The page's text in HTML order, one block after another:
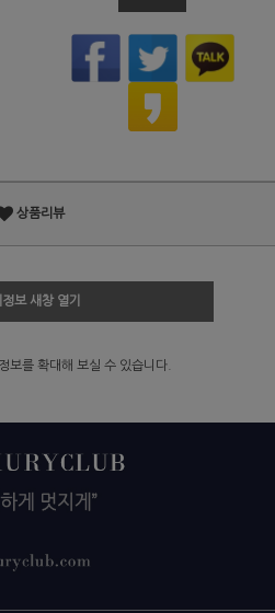
상품리뷰
보 새창 열기
보를 확대해 보실 수 있습니다.